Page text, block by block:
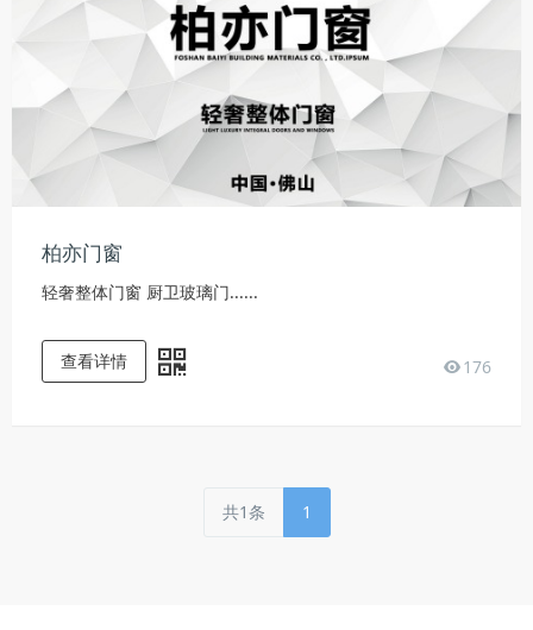
柏亦门窗
轻奢整体门窗 厨卫玻璃门......
176
查看详情
共1条 1